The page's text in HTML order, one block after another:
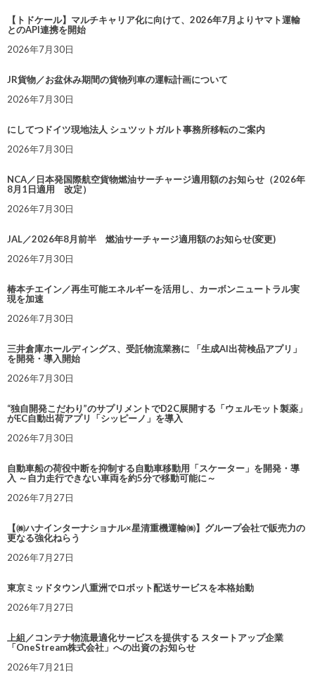
【トドケール】マルチキャリア化に向けて、2026年7月よりヤマト運輸
とのAPI連携を開始
2026年7月30日
JR貨物／お盆休み期間の貨物列車の運転計画について
2026年7月30日
にしてつドイツ現地法人 シュツットガルト事務所移転のご案内
2026年7月30日
NCA／日本発国際航空貨物燃油サーチャージ適用額のお知らせ（2026年
8月1日適用 改定）
2026年7月30日
JAL／2026年8月前半 燃油サーチャージ適用額のお知らせ(変更)
2026年7月30日
椿本チエイン／再生可能エネルギーを活用し、カーボンニュートラル実
現を加速
2026年7月30日
三井倉庫ホールディングス、受託物流業務に 「生成AI出荷検品アプリ」
を開発・導入開始
2026年7月30日
“独自開発こだわり”のサプリメントでD2C展開する「ウェルモット製薬」
がEC自動出荷アプリ「シッピーノ」を導入
2026年7月30日
自動車船の荷役中断を抑制する自動車移動用「スケーター」を開発・導
入 ～自力走行できない車両を約5分で移動可能に～
2026年7月27日
【㈱ハナインターナショナル×星清重機運輸㈱】グループ会社で販売力の
更なる強化ねらう
2026年7月27日
東京ミッドタウン八重洲でロボット配送サービスを本格始動
2026年7月27日
上組／コンテナ物流最適化サービスを提供する スタートアップ企業
「OneStream株式会社」への出資のお知らせ
2026年7月21日